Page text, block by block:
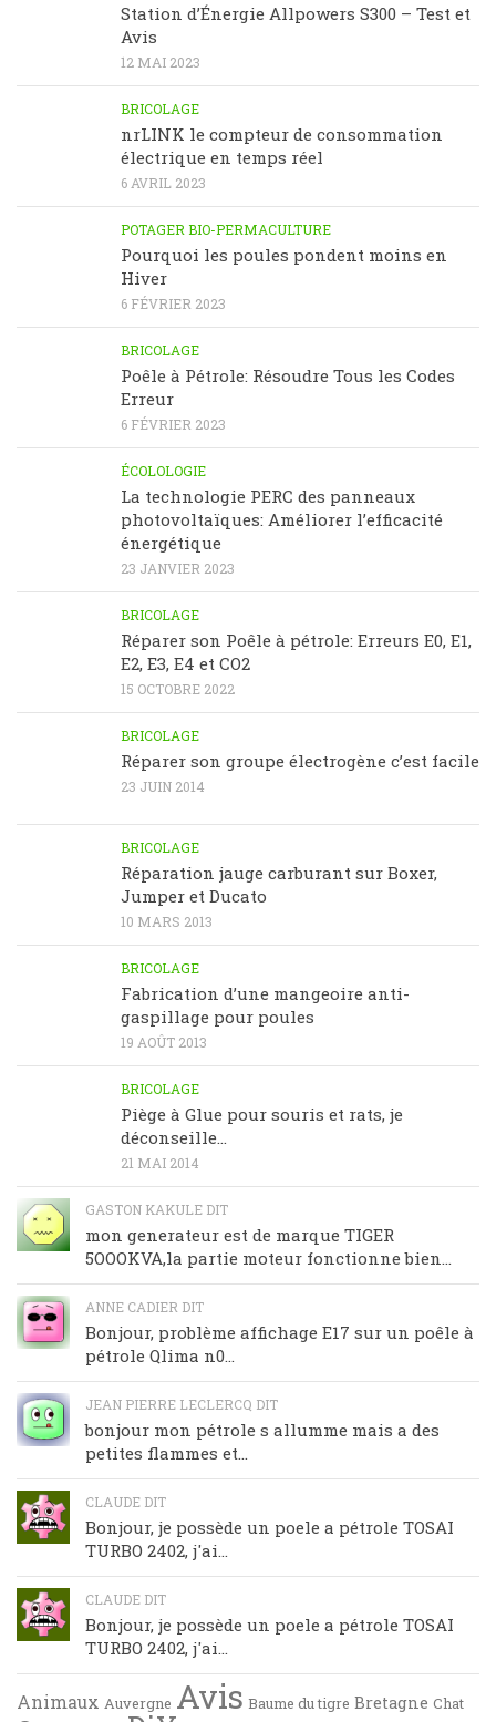
Station d’Énergie Allpowers S300 – Test et
Avis
12 MAI 2023
BRICOLAGE
nrLINK le compteur de consommation
électrique en temps réel
6 AVRIL 2023
POTAGER BIO-PERMACULTURE
Pourquoi les poules pondent moins en
Hiver
6 FÉVRIER 2023
BRICOLAGE
Poêle à Pétrole: Résoudre Tous les Codes
Erreur
6 FÉVRIER 2023
ÉCOLOLOGIE
La technologie PERC des panneaux
photovoltaïques: Améliorer l’efficacité
énergétique
23 JANVIER 2023
BRICOLAGE
Réparer son Poêle à pétrole: Erreurs E0, E1,
E2, E3, E4 et CO2
15 OCTOBRE 2022
BRICOLAGE
Réparer son groupe électrogène c’est facile
23 JUIN 2014
BRICOLAGE
Réparation jauge carburant sur Boxer,
Jumper et Ducato
10 MARS 2013
BRICOLAGE
Fabrication d’une mangeoire anti-
gaspillage pour poules
19 AOÛT 2013
BRICOLAGE
Piège à Glue pour souris et rats, je
déconseille…
21 MAI 2014
GASTON KAKULE DIT
mon generateur est de marque TIGER
5OOOKVA,la partie moteur fonctionne bien...
ANNE CADIER DIT
Bonjour, problème affichage E17 sur un poêle à
pétrole Qlima n0...
JEAN PIERRE LECLERCQ DIT
bonjour mon pétrole s allumme mais a des
petites flammes et...
CLAUDE DIT
Bonjour, je possède un poele a pétrole TOSAI
TURBO 2402, j'ai...
CLAUDE DIT
Bonjour, je possède un poele a pétrole TOSAI
TURBO 2402, j'ai...
Animaux Auvergne Avis Baume du tigre Bretagne Chat